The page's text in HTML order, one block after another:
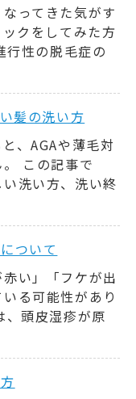
ってきた気がす
クをしてみた方
行性の脱毛症の
髪の洗い方
、AGAや薄毛対
この記事で
洗い方、洗い終
ついて
い」「フケが出
る可能性があり
、頭皮湿疹が原